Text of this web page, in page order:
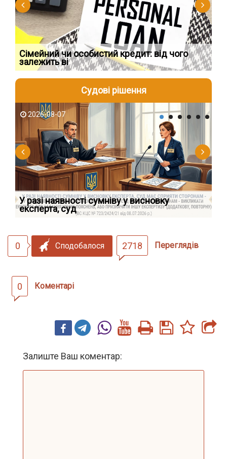
Сімейний чи особистий кредит: від чого
залежить ві
Судові рішення
2026-08-07
У разі наявності сумніву у висновку
експерта, суд
0 Сподобалося 2718 Переглядів
0 Коментарі
Залиште Ваш коментар: